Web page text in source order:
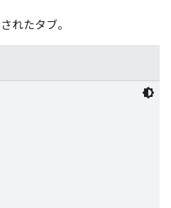
れたタブ。